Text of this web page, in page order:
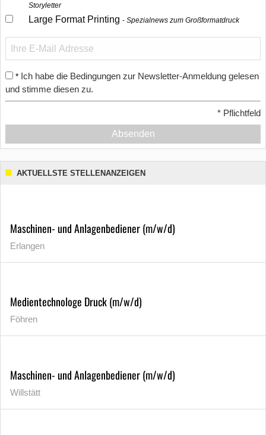
Storyletter
Large Format Printing Spezialnews zum Großformatdruck
* Ich habe die Bedingungen zur Newsletter-Anmeldung gelesen
und stimme diesen zu.
* Pflichtfeld
Absenden
AKTUELLSTE STELLENANZEIGEN
Maschinen- und Anlagenbediener (m/w/d)
Erlangen
Medientechnologe Druck (m/w/d)
Föhren
Maschinen- und Anlagenbediener (m/w/d)
Willstätt